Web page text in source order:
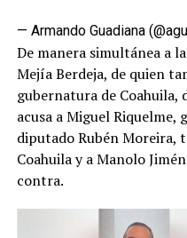
— Armando Guadiana
De manera simultánea a
Mejía Berdeja, de quien
gubernatura de Coahuila,
acusa a Miguel
diputado Rubén Moreira,
Coahuila y a Manolo
contra.